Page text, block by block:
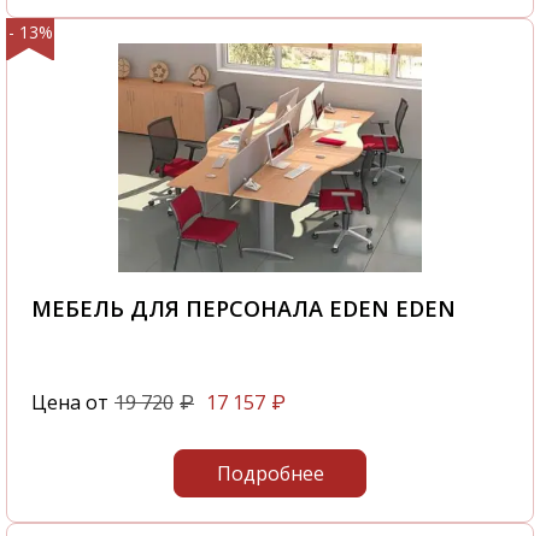
- 13%
МЕБЕЛЬ ДЛЯ ПЕРСОНАЛА EDEN EDEN
Цена от 19 720 ₽ 17 157 ₽
Подробнее